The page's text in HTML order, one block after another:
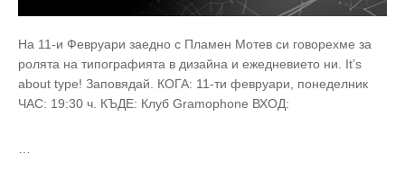
На 11-и Февруари заедно с Пламен Мотев си говорехме за
ролята на типографията в дизайна и ежедневието ни. Itʼs
about type! Заповядай. КОГА: 11-ти февруари, понеделник
ЧАС: 19:30 ч. КЪДЕ: Клуб Gramophone ВХОД: